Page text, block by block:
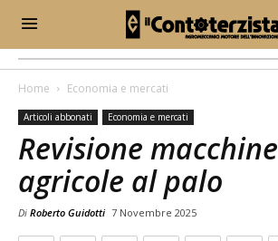
Home Economia e mercati
Articoli abbonati Economia e mercati
Revisione macchine
agricole al palo
Di Roberto Guidotti 7 Novembre 2025